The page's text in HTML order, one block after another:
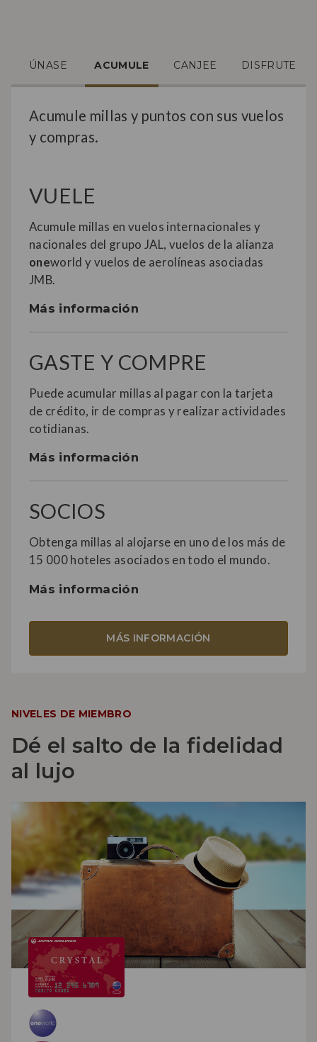
ÚNASE ACUMULE CANJEE DISFRUTE
Acumule millas y puntos con sus vuelos
y compras.
VUELE
Acumule millas en vuelos internacionales y
nacionales del grupo JAL, vuelos de la alianza
oneworld y vuelos de aerolíneas asociadas
JMB.
Más información
GASTE Y COMPRE
Puede acumular millas al pagar con la tarjeta
de crédito, ir de compras y realizar actividades
cotidianas.
Más información
SOCIOS
Obtenga millas al alojarse en uno de los más de
15 000 hoteles asociados en todo el mundo.
Más información
MÁS INFORMACIÓN
NIVELES DE MIEMBRO
Dé el salto de la fidelidad
al lujo